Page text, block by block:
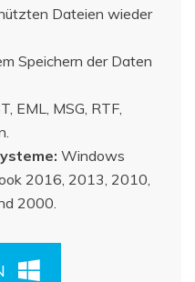
Dateien wieder
Speichern der Daten
EML, MSG, RTF,
Windows
2016, 2013, 2010,
2000.